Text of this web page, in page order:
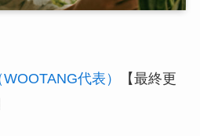
代表）
【最終更